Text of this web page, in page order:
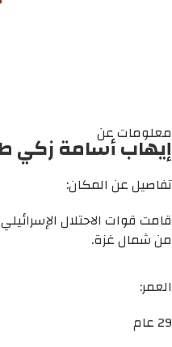
معلومات عن
إيهاب أسامة زكي
تفاصيل عن المكان:
قامت قوات الاحتلال
من شمال غزة.
العمر:
29 عام